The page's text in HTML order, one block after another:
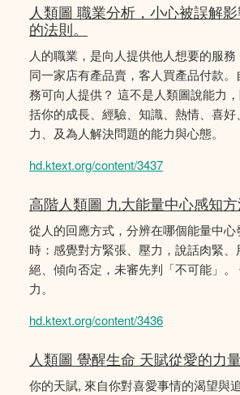
人類圖 職業分析，小心被誤解
的法則。
人的職業，是向人提供他人想要的服
同一家店有產品賣，客人買產品付款
務可向人提供？ 這不是人類圖說能力
括你的成長、經驗、知識、熱情、喜
力、及為人解決問題的能力與心態。
hd.ktext.org/content/3437
高階人類圖 九大能量中心感知
從人的回應方式，分辨在哪個能量中
時：感覺對方緊張、壓力，說話肉緊
絕、傾向否定，未審先判「不可能」。
力。
hd.ktext.org/content/3436
人類圖 覺醒生命 天賦從愛的力
你的天賦, 來自你對喜愛事情的渴望與